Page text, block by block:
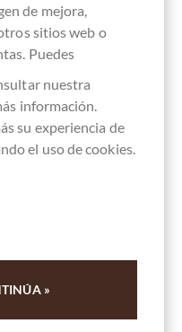
dunkler
de mejora,
sitios web o
Puedes
nuestra
información.
su experiencia de
el uso de cookies.
»